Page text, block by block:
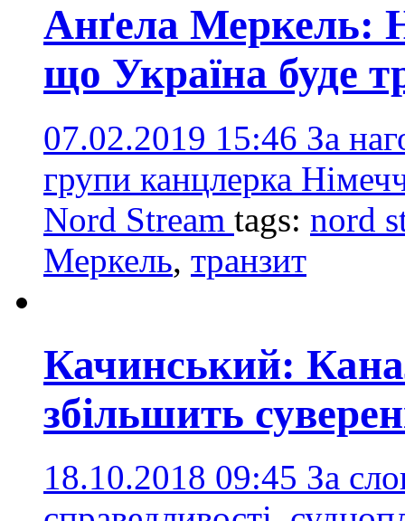
Анґела Меркель:
що Україна буде
07.02.2019 15:46 За
групи канцлерка
Nord Stream tags: nord
Меркель, транзит
Качинський:
збільшить
18.10.2018 09:45 За